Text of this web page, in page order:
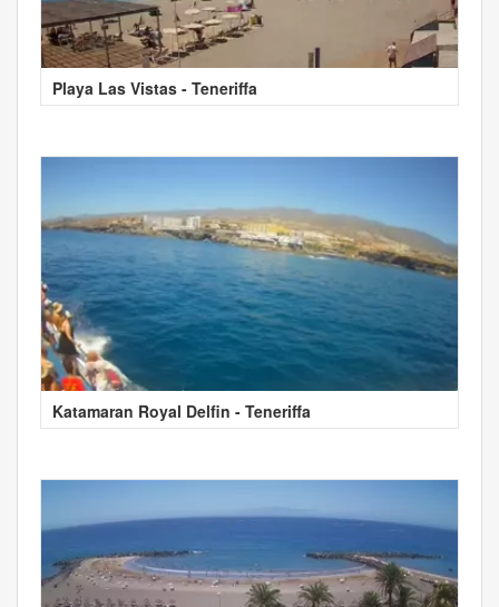
Playa Las Vistas - Teneriffa
Katamaran Royal Delfin - Teneriffa